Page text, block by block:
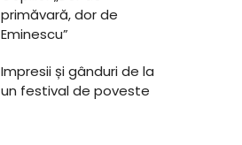
primăvară, dor de
Eminescu”
Impresii și gânduri de la
un festival de poveste